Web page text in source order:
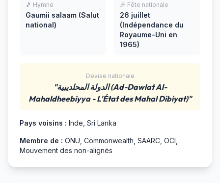
🎵 Hymne
Gaumii salaam (Salut
national)
🎉 Fête nationale
26 juillet
(Indépendance du
Royaume-Uni en
1965)
Devise nationale
"الدولة المحلديبية (Ad-Dawlat Al-
Mahaldheebiyya - L'État des Mahal Dibiyat)"
Pays voisins : Inde, Sri Lanka
Membre de : ONU, Commonwealth, SAARC, OCI,
Mouvement des non-alignés